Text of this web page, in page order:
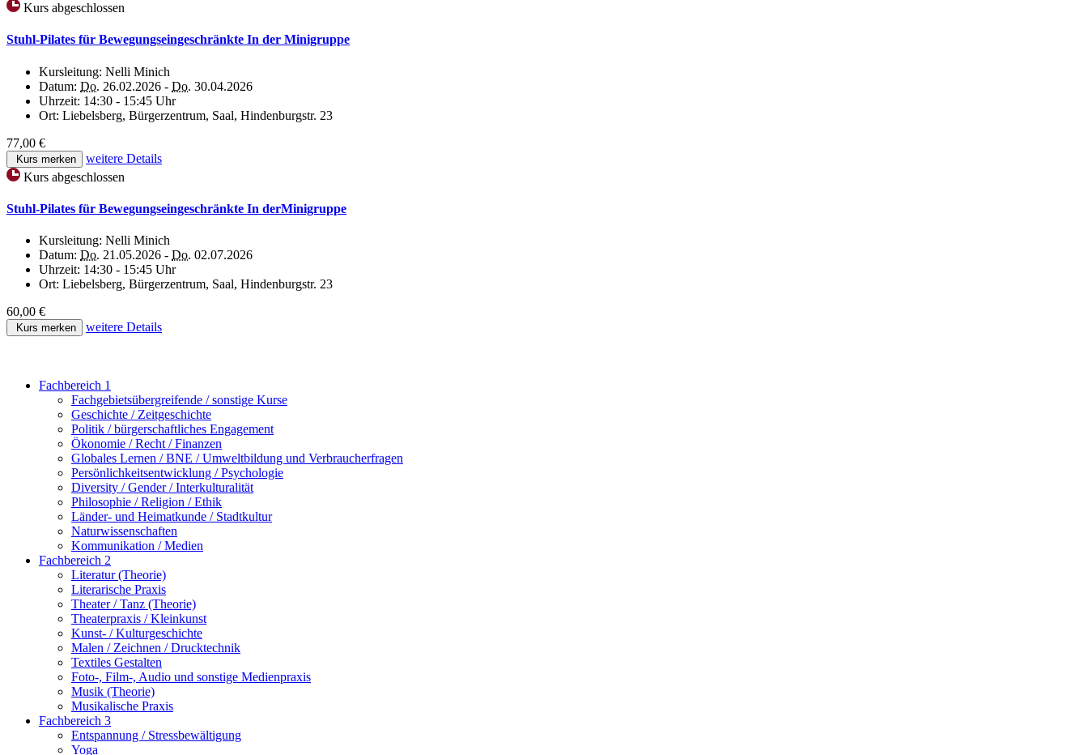
Kurs abgeschlossen
Stuhl-Pilates für Bewegungseingeschränkte In der Minigruppe
Kursleitung: Nelli Minich
Datum: Do. 26.02.2026 - Do. 30.04.2026
Uhrzeit: 14:30 - 15:45 Uhr
Ort: Liebelsberg, Bürgerzentrum, Saal, Hindenburgstr. 23
77,00 €
Kurs merken
weitere Details
Kurs abgeschlossen
Stuhl-Pilates für Bewegungseingeschränkte In derMinigruppe
Kursleitung: Nelli Minich
Datum: Do. 21.05.2026 - Do. 02.07.2026
Uhrzeit: 14:30 - 15:45 Uhr
Ort: Liebelsberg, Bürgerzentrum, Saal, Hindenburgstr. 23
60,00 €
Kurs merken weitere Details
Fachbereich 1
Fachgebietsübergreifende / sonstige Kurse
Geschichte / Zeitgeschichte
Politik / bürgerschaftliches Engagement
Ökonomie / Recht / Finanzen
Globales Lernen / BNE / Umweltbildung und Verbraucherfragen
Persönlichkeitsentwicklung / Psychologie
Diversity / Gender / Interkulturalität
Philosophie / Religion / Ethik
Länder- und Heimatkunde / Stadtkultur
Naturwissenschaften
Kommunikation / Medien
Fachbereich 2
Literatur (Theorie)
Literarische Praxis
Theater / Tanz (Theorie)
Theaterpraxis / Kleinkunst
Kunst- / Kulturgeschichte
Malen / Zeichnen / Drucktechnik
Textiles Gestalten
Foto-, Film-, Audio und sonstige Medienpraxis
Musik (Theorie)
Musikalische Praxis
Fachbereich 3
Entspannung / Stressbewältigung
Yoga